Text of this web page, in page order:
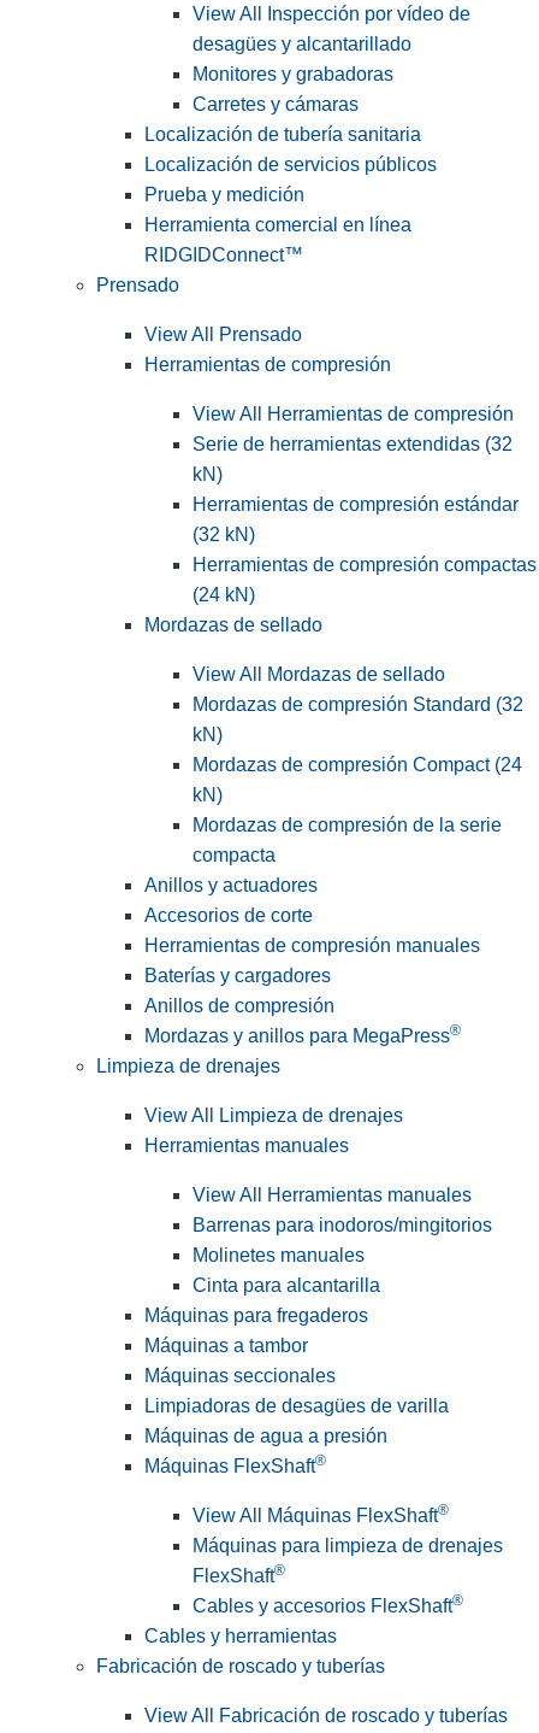
View All Inspección por vídeo de
desagües y alcantarillado
Monitores y grabadoras
Carretes y cámaras
Localización de tubería sanitaria
Localización de servicios públicos
Prueba y medición
Herramienta comercial en línea
RIDGIDConnect™
Prensado
View All Prensado
Herramientas de compresión
View All Herramientas de compresión
Serie de herramientas extendidas (32
kN)
Herramientas de compresión estándar
(32 kN)
Herramientas de compresión compactas
(24 kN)
Mordazas de sellado
View All Mordazas de sellado
Mordazas de compresión Standard (32
kN)
Mordazas de compresión Compact (24
kN)
Mordazas de compresión de la serie
compacta
Anillos y actuadores
Accesorios de corte
Herramientas de compresión manuales
Baterías y cargadores
Anillos de compresión
Mordazas y anillos para MegaPress®
Limpieza de drenajes
View All Limpieza de drenajes
Herramientas manuales
View All Herramientas manuales
Barrenas para inodoros/mingitorios
Molinetes manuales
Cinta para alcantarilla
Máquinas para fregaderos
Máquinas a tambor
Máquinas seccionales
Limpiadoras de desagües de varilla
Máquinas de agua a presión
Máquinas FlexShaft®
View All Máquinas FlexShaft®
Máquinas para limpieza de drenajes
FlexShaft®
Cables y accesorios FlexShaft®
Cables y herramientas
Fabricación de roscado y tuberías
View All Fabricación de roscado y tuberías